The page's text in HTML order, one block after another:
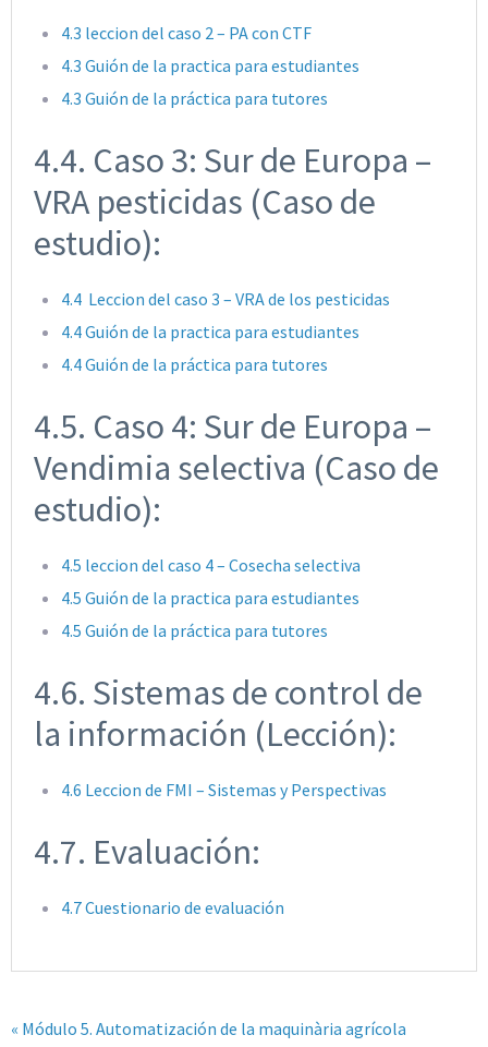
4.3 leccion del caso 2 – PA con CTF
4.3 Guión de la practica para estudiantes
4.3 Guión de la práctica para tutores
4.4. Caso 3: Sur de Europa –
VRA pesticidas (Caso de
estudio):
4.4 Leccion del caso 3 – VRA de los pesticidas
4.4 Guión de la practica para estudiantes
4.4 Guión de la práctica para tutores
4.5. Caso 4: Sur de Europa –
Vendimia selectiva (Caso de
estudio):
4.5 leccion del caso 4 – Cosecha selectiva
4.5 Guión de la practica para estudiantes
4.5 Guión de la práctica para tutores
4.6. Sistemas de control de
la información (Lección):
4.6 Leccion de FMI – Sistemas y Perspectivas
4.7. Evaluación:
4.7 Cuestionario de evaluación
« Módulo 5. Automatización de la maquinària agrícola